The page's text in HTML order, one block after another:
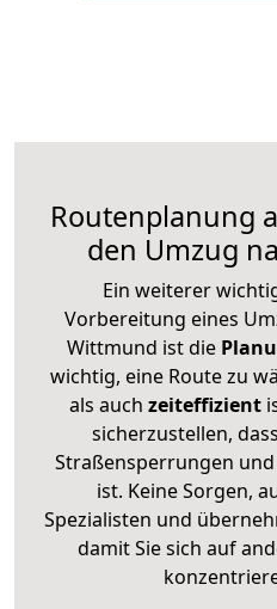
Routenplanung
den Umzug
Ein weiterer
Vorbereitung eines
Wittmund ist die
wichtig, eine Route zu
als auch zeiteffizient
sicherzustellen,
Straßensperrungen
ist. Keine Sorgen,
Spezialisten und
damit Sie sich auf